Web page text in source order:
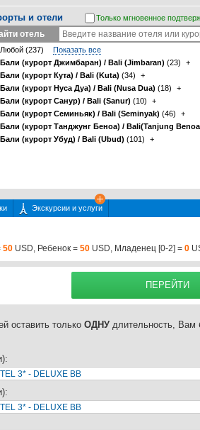
Только мгновенное
и отели
отель
Любой (237)
Показать все
Бали (курорт Джимбаран) / Bali (Jimbaran) (23)
+
Бали (курорт Кута) / Bali (Kuta) (34)
+
Бали (курорт Нуса Дуа) / Bali (Nusa Dua) (18)
+
Бали (курорт Санур) / Bali (Sanur) (10)
+
Бали (курорт Семиньяк) / Bali (Seminyak) (46)
+
Бали (курорт Танджунг Беноа) / Bali(Tanjung
Бали (курорт Убуд) / Bali (Ubud) (101) +
Экскурсии и услуги
50 USD, Ребенок = 50 USD, Младенец [0-2] = 0
USD, Ребенок [2-12] =65.0USD, Младенец
ПЕРЕЙТИ
оставить только ОДНУ длительность, Вам